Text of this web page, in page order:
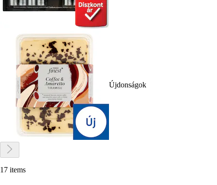
Újdonságok
17 items